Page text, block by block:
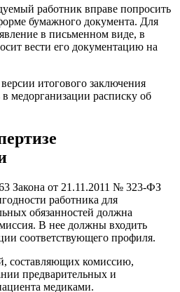
работник вправе попросить
бумажного документа. Для
в письменном виде, в
вести его документацию на
итогового заключения
медорганизации расписку об
Закона от 21.11.2011 № 323-ФЗ
работника для
обязанностей должна
В нее должны входить
соответствующего профиля.
составляющих комиссию,
предварительных и
медиками.